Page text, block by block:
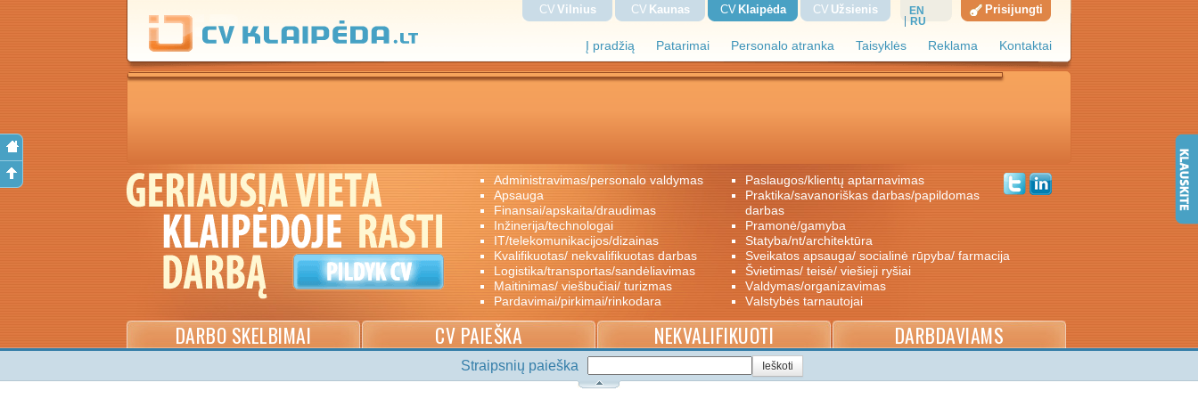
Į pradžią Patarimai Personalo atranka Taisyklės Reklama Kontaktai
CV Vilnius CV Kaunas CV Klaipėda CV Užsienis
EN
RU
Prisijungti
administravimas/personalo valdymas
apsauga
finansai/apskaita/draudimas
inžinerija/technologai
IT/telekomunikacijos/dizainas
kvalifikuotas/ nekvalifikuotas darbas
logistika/transportas/sandėliavimas
maitinimas/ viešbučiai/ turizmas
pardavimai/pirkimai/rinkodara
paslaugos/klientų aptarnavimas
praktika/savanoriškas darbas/papildomas
darbas
pramonė/gamyba
statyba/nt/architektūra
sveikatos apsauga/ socialinė rūpyba/ farmacija
švietimas/ teisė/ viešieji ryšiai
valdymas/organizavimas
valstybės tarnautojai
DARBO SKELBIMAI CV PAIEŠKA NEKVALIFIKUOTI DARBDAVIAMS
Straipsnių paieška